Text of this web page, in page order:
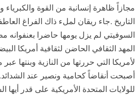
مجازاً ظاهرة إنسانية من القوة والكبرياء
التاريخ .جاء ريقان لملء ذاك الفراغ
السوفيتي لم يزل يومها حاضرا بعنفوانه
المهد الثقافي الحاضن لثقافية أمريكا
لأمريكا التي حررتها من النازية وبنتها
أصبحت أنقاضاً كحامية ونصير عند
للولايات المتحدة الأمريكية على قدر أيها